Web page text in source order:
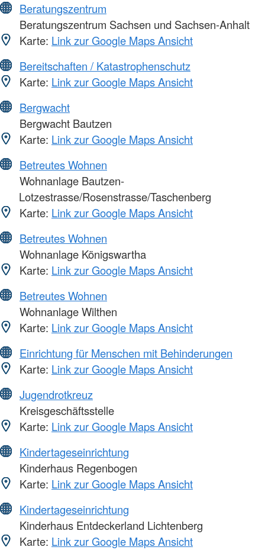
Beratungszentrum
Beratungszentrum Sachsen und Sachsen-Anhalt
Karte: Link zur Google Maps Ansicht
Bereitschaften / Katastrophenschutz
Karte: Link zur Google Maps Ansicht
Bergwacht
Bergwacht Bautzen
Karte: Link zur Google Maps Ansicht
Betreutes Wohnen
Wohnanlage Bautzen-
Lotzestrasse/Rosenstrasse/Taschenberg
Karte: Link zur Google Maps Ansicht
Betreutes Wohnen
Wohnanlage Königswartha
Karte: Link zur Google Maps Ansicht
Betreutes Wohnen
Wohnanlage Wilthen
Karte: Link zur Google Maps Ansicht
Einrichtung für Menschen mit Behinderungen
Karte: Link zur Google Maps Ansicht
Jugendrotkreuz
Kreisgeschäftsstelle
Karte: Link zur Google Maps Ansicht
Kindertageseinrichtung
Kinderhaus Regenbogen
Karte: Link zur Google Maps Ansicht
Kindertageseinrichtung
Kinderhaus Entdeckerland Lichtenberg
Karte: Link zur Google Maps Ansicht